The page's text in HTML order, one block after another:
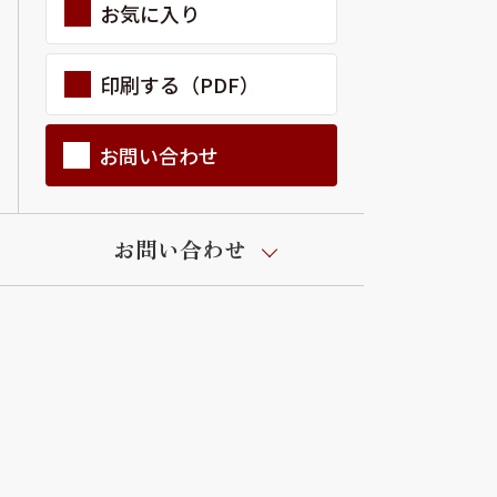
お気に入り
印刷する（PDF）
お問い合わせ
お問い合わせ